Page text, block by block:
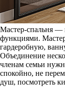
Мастер-спальня —
функциями.
гардеробную,
Объединение
членам семьи
спокойно, не
душ, посмотреть